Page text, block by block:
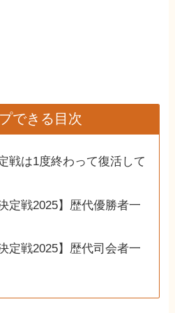
できる目次
戦は1度終わって復活して
定戦2025】歴代優勝者一
定戦2025】歴代司会者一